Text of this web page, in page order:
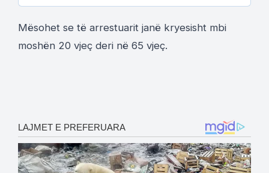
Mësohet se të arrestuarit janë kryesisht mbi
moshën 20 vjeç deri në 65 vjeç.